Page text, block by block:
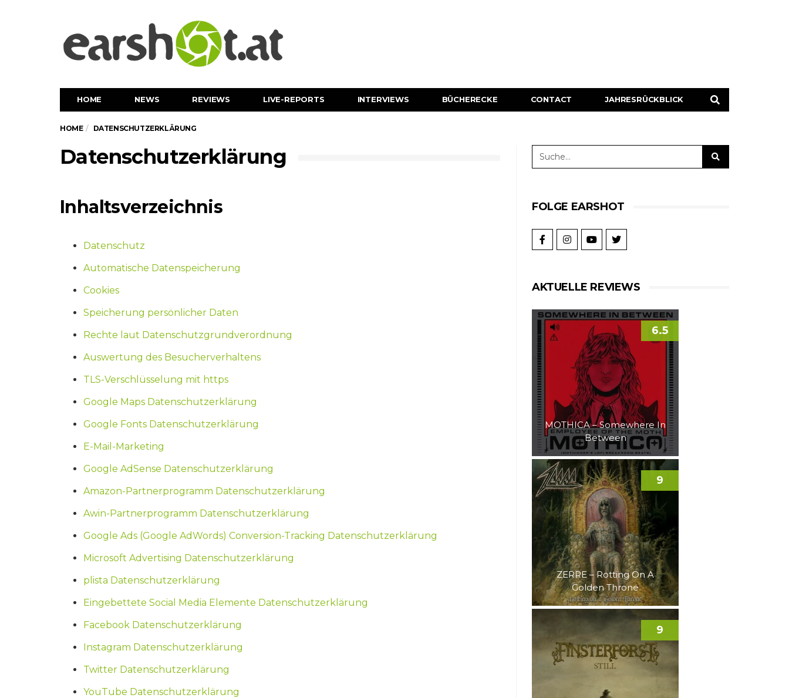
HOME NEWS REVIEWS LIVE-REPORTS INTERVIEWS BÜCHERECKE CONTACT JAHRESRÜCKBLICK
HOME DATENSCHUTZERKLÄRUNG
Datenschutzerklärung
Inhaltsverzeichnis
Datenschutz
Automatische Datenspeicherung
Cookies
Speicherung persönlicher Daten
Rechte laut Datenschutzgrundverordnung
Auswertung des Besucherverhaltens
TLS-Verschlüsselung mit https
Google Maps Datenschutzerklärung
Google Fonts Datenschutzerklärung
E-Mail-Marketing
Google AdSense Datenschutzerklärung
Amazon-Partnerprogramm Datenschutzerklärung
Awin-Partnerprogramm Datenschutzerklärung
Google Ads (Google AdWords) Conversion-Tracking Datenschutzerklärung
Microsoft Advertising Datenschutzerklärung
plista Datenschutzerklärung
Eingebettete Social Media Elemente Datenschutzerklärung
Facebook Datenschutzerklärung
Instagram Datenschutzerklärung
Twitter Datenschutzerklärung
YouTube Datenschutzerklärung
FOLGE EARSHOT
AKTUELLE REVIEWS
MOTHICA – Somewhere In
Between
6.5
ZERRE – Rotting On A
Golden Throne
9
9